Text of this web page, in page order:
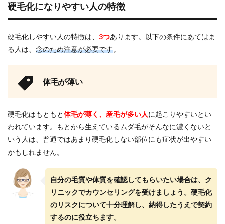
硬毛化になりやすい人の特徴
硬毛化しやすい人の特徴は、 3つあります。以下の条件にあてはま
る人は、 念のため注意が必要です。
体毛が薄い
硬毛化はもともと体毛が薄く、産毛が多い人に起こりやすいとい
われています。もとから生えているムダ毛がそんなに濃くないと
いう人は、普通ではあまり硬毛化しない部位にも症状が出やすい
かもしれません。
自分の毛質や体質を確認してもらいたい場合は、ク
リニックでカウンセリングを受けましょう。硬毛化
のリスクについて十分理解し、納得したうえで契約
するのに役立ちます。